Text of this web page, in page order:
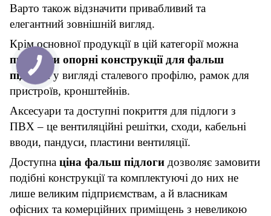
Варто також відзначити привабливий та
елегантний зовнішній вигляд.
Крім основної продукції в цій категорії можна
придбати опорні конструкції для фальш
підлогиу вигляді сталевого профілю, рамок для
пристроїв, кронштейнів.
Аксесуари та доступні покриття для підлоги з
ПВХ – це вентиляційні решітки, сходи, кабельні
вводи, пандуси, пластини вентиляції.
Доступна ціна фальш підлоги дозволяє замовити
подібні конструкції та комплектуючі до них не
лише великим підприємствам, а й власникам
офісних та комерційних приміщень з невеликою